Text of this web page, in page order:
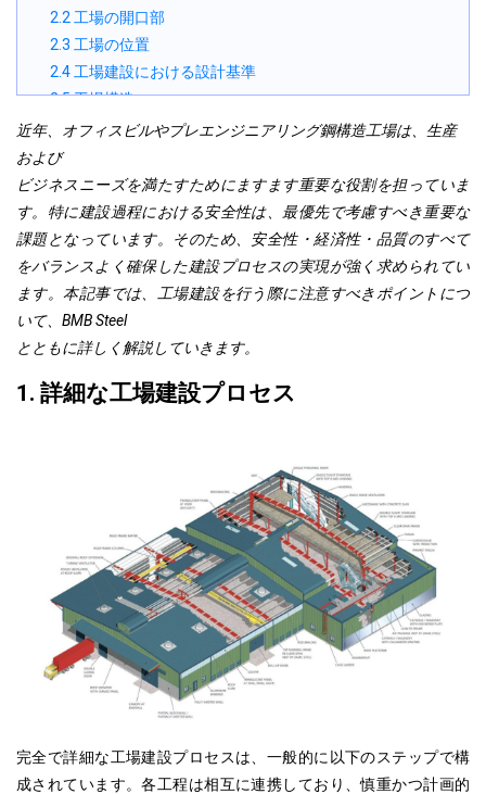
2.2 工場の開口部
2.3 工場の位置
2.4 工場建設における設計基準
2.5 工場構造
2.5.1 天井システム
2.5.3 ドアシステム
2.5.4 仕切壁システム
2.5.5 換気システム
2.5.6 照明システム
3. 工場建設コストと予算
4. 請負業者の選定とプロジェクト管理
4.1 信頼できる請負業者の選定基準
5. 工場建設に関する法律および規制
6.2 工場の効果的な管理と運営：
7. ホーチミン市の信頼できる工場建設業者
近年、オフィスビルやプレエンジニアリング鋼構造工場は、生産
および
ビジネスニーズを満たすためにますます重要な役割を担っていま
す。特に建設過程における安全性は、最優先で考慮すべき重要な
課題となっています。そのため、安全性・経済性・品質のすべて
をバランスよく確保した建設プロセスの実現が強く求められてい
ます。本記事では、工場建設を行う際に注意すべきポイントにつ
いて、BMB Steel
とともに詳しく解説していきます。
1. 詳細な工場建設プロセス
完全で詳細な工場建設プロセスは、一般的に以下のステップで構
成されています。各工程は相互に連携しており
、慎重かつ計画的